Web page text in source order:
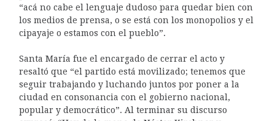
“acá no cabe el lenguaje dudoso para quedar bien con
los medios de prensa, o se está con los monopolios y el
cipayaje o estamos con el pueblo”.
Santa María fue el encargado de cerrar el acto y
resaltó que “el partido está movilizado; tenemos que
seguir trabajando y luchando juntos por poner a la
ciudad en consonancia con el gobierno nacional,
popular y democrático”. Al terminar su discurso